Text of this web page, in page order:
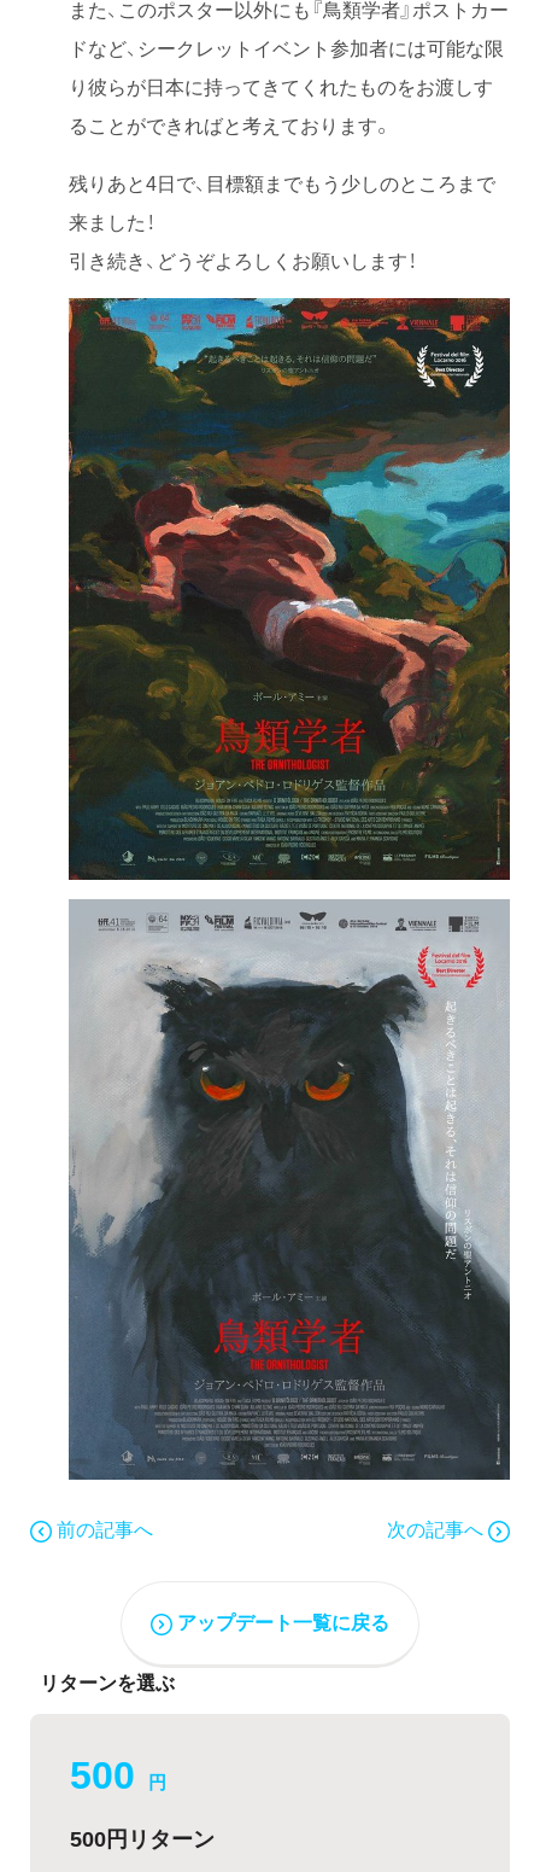
また、このポスター以外にも『鳥類学者』ポストカー
ドなど、シークレットイベント参加者には可能な限
り彼らが日本に持ってきてくれたものをお渡しす
ることができればと考えております。
残りあと4日で、目標額までもう少しのところまで
来ました！
引き続き、どうぞよろしくお願いします！
前の記事へ 次の記事へ
アップデート一覧に戻る
リターンを選ぶ
500 円
500円リターン